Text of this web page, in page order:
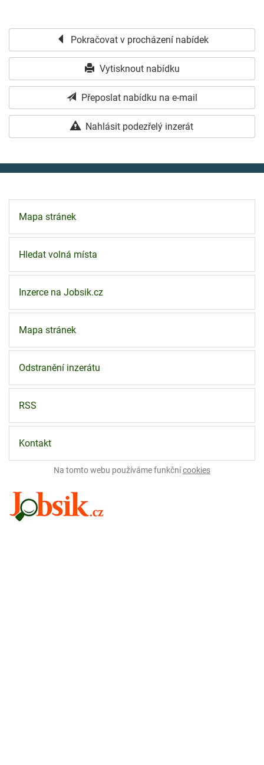
Pokračovat v procházení nabídek
Vytisknout nabídku
Přeposlat nabídku na e-mail
Nahlásit podezřelý inzerát
Mapa stránek
Hledat volná místa
Inzerce na Jobsik.cz
Mapa stránek
Odstranění inzerátu
RSS
Kontakt
Na tomto webu používáme funkčnícookies